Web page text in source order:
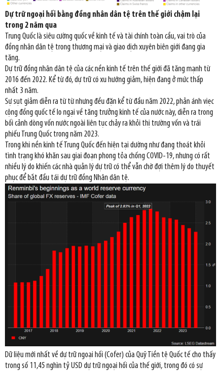
Dự trữ ngoại hối bằng đồng nhân dân tệ trên thế giới chậm lại
trong 2 năm qua
Trung Quốc là siêu cường quốc về kinh tế và tài chính toàn cầu, vai trò của
đồng nhân dân tệ trong thương mại và giao dịch xuyên biên giới đang gia
tăng.
Dự trữ đồng nhân dân tệ của các nền kinh tế trên thế giới đã tăng mạnh từ
2016 đến 2022. Kể từ đó, dự trữ có xu hướng giảm, hiện đang ở mức thấp
nhất 3 năm.
Sự sụt giảm diễn ra từ từ nhưng đều đặn kể từ đầu năm 2022, phản ánh viẹc
cộng đồng quốc tế lo ngại về tăng trưởng kinh tế của nước này, diễn ra trong
bối cảnh dòng vốn nước ngoài liên tục chảy ra khỏi thị trường vốn và trái
phiếu Trung Quốc trong năm 2023.
Trong khi nền kinh tế Trung Quốc đến hiện tại dường như đang thoát khỏi
tình trạng khó khăn sau giai đoạn phong tỏa chống COVID-19, nhưng có rất
nhiều lý do khiến các nhà quản lý dự trữ có thể vẫn chờ đợi thêm lý do thuyết
phục để bắt đầu tái dự trữ đồng Nhân dân tệ.
Dữ liệu mới nhất về dự trữ ngoại hối (Cofer) của Quỹ Tiền tệ Quốc tế cho thấy
trong số 11,45 nghìn tỷ USD dự trữ ngoại hối của thế giới, trong đó có sự